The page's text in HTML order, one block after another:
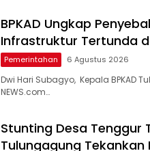
BPKAD Ungkap
Infrastruktur Tertunda
Pemerintahan 6 Agustus 2026
Dwi Hari Subagyo, Kepala BPKAD
NEWS.com…
Stunting Desa Tenggur
Tulungagung